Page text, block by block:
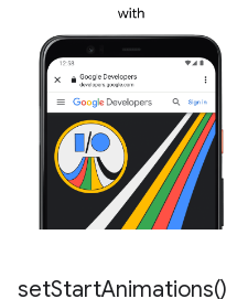
setStartAnimations()